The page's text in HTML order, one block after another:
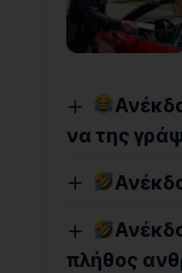
να της
πλήθος